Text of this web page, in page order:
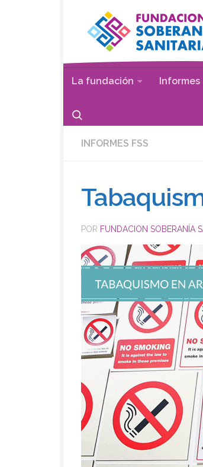
Saltar al contenido
La fundación Informes
INFORMES FSS
POR FUNDACION SOBERANÍA